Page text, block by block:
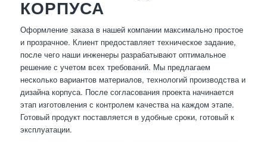
КОРПУСА
Оформление заказа в нашей компании максимально простое
и прозрачное. Клиент предоставляет техническое задание,
после чего наши инженеры разрабатывают оптимальное
решение с учетом всех требований. Мы предлагаем
несколько вариантов материалов, технологий производства и
дизайна корпуса. После согласования проекта начинается
этап изготовления с контролем качества на каждом этапе.
Готовый продукт поставляется в удобные сроки, готовый к
эксплуатации.